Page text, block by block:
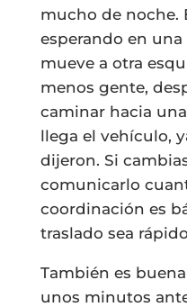
mucho de noche.
esperando en
mueve a otra
menos gente,
caminar hacia
llega el vehículo,
dijeron. Si
comunicarlo
coordinación es
traslado sea
También es
unos minutos